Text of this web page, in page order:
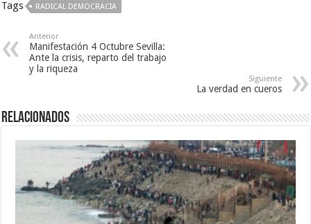
Tags RADICAL DEMOCRACIA
Anterior
Manifestación 4 Octubre Sevilla:
Ante la crisis, reparto del trabajo
y la riqueza
Siguiente
La verdad en cueros
Relacionados